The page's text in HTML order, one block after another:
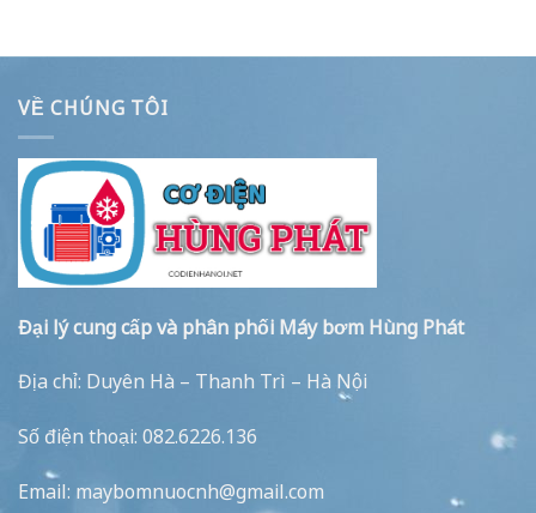
VỀ CHÚNG TÔI
Đại lý cung cấp và phân phối Máy bơm Hùng Phát
Địa chỉ: Duyên Hà – Thanh Trì – Hà Nội
Số điện thoại: 082.6226.136
Email: maybomnuocnh@gmail.com